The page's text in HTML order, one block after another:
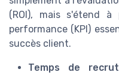
(ROI), mais s'étend
performance (KPI)
succès client.
Temps de